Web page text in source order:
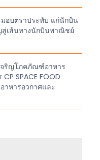
อบตราประทับ แก่นักบิน
สู่เส้นทางนักบินพาณิชย์
จริญโภคภัณฑ์อาหาร
SPACE FOOD
าหารอวกาศและ